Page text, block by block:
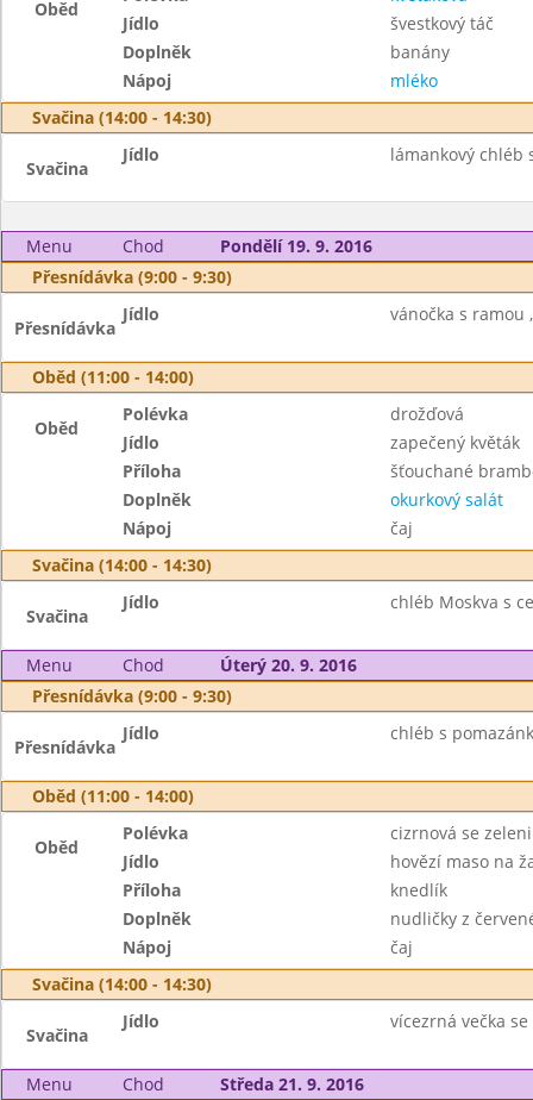
Oběd
Jídlo
švestkový táč
Doplněk
banány
Nápoj
mléko
Svačina (14:00 - 14:30)
Svačina
Jídlo lámankový chléb
Menu Chod
Pondělí 19. 9. 2016
Přesnídávka (9:00 - 9:30)
Přesnídávka
Jídlo vánočka s ramou
Oběd (11:00 - 14:00)
Oběd
Polévka
drožďová
Jídlo
zapečený květák
Příloha
šťouchané
Doplněk
okurkový salát
Nápoj
čaj
Svačina (14:00 - 14:30)
Svačina
Jídlo chléb Moskva s
Menu Chod
Úterý 20. 9. 2016
Přesnídávka (9:00 - 9:30)
Přesnídávka
Jídlo chléb s
Oběd (11:00 - 14:00)
Oběd
Polévka
cizrnová se
Jídlo
hovězí maso na
Příloha
knedlík
Doplněk
nudličky z
Nápoj
čaj
Svačina (14:00 - 14:30)
Svačina
Jídlo vícezrná večka
Menu Chod
Středa 21. 9. 2016